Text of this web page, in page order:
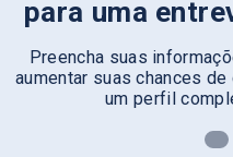
para uma
Preencha suas
aumentar suas chances
um perfil